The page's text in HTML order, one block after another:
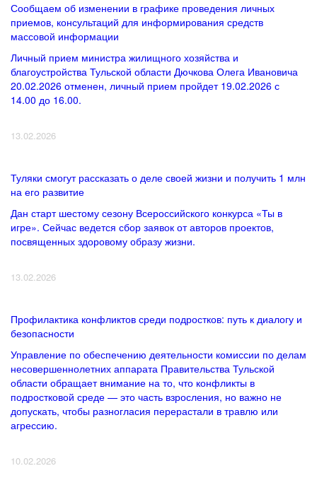
Сообщаем об изменении в графике проведения личных
приемов, консультаций для информирования средств
массовой информации
Личный прием министра жилищного хозяйства и
благоустройства Тульской области Дючкова Олега Ивановича
20.02.2026 отменен, личный прием пройдет 19.02.2026 с
14.00 до 16.00.
13.02.2026
Туляки смогут рассказать о деле своей жизни и получить 1 млн
на его развитие
Дан старт шестому сезону Всероссийского конкурса «Ты в
игре». Сейчас ведется сбор заявок от авторов проектов,
посвященных здоровому образу жизни.
13.02.2026
Профилактика конфликтов среди подростков: путь к диалогу и
безопасности
Управление по обеспечению деятельности комиссии по делам
несовершеннолетних аппарата Правительства Тульской
области обращает внимание на то, что конфликты в
подростковой среде — это часть взросления, но важно не
допускать, чтобы разногласия перерастали в травлю или
агрессию.
10.02.2026